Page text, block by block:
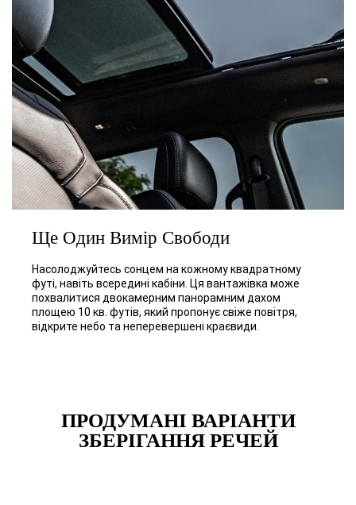
Ще Один Вимір Свободи
Насолоджуйтесь сонцем на кожному квадратному
футі, навіть всередині кабіни. Ця вантажівка може
похвалитися двокамерним панорамним дахом
площею 10 кв. футів, який пропонує свіже повітря,
відкрите небо та неперевершені краєвиди.
ПРОДУМАНІ ВАРІАНТИ
ЗБЕРІГАННЯ РЕЧЕЙ